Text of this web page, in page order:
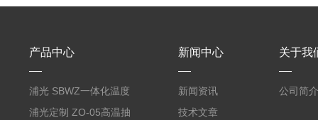
产品中心
浦光 SBWZ一体化温度
变送器传感器 防爆热电
浦光定制 ZO-05高温抽
新闻中心
新闻资讯
技术文章
关于我
公司简介